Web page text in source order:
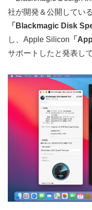
社が開発＆公開してい
「Blackmagic Disk
し、Apple Silicon 「
サポートしたと発表し